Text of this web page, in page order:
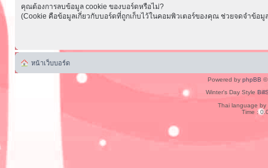
คุณต้องการลบข้อมูล cookie ของบอร์ดหรือไม่?
(Cookie คือข้อมูลเกี่ยวกับบอร์ดที่ถูกเก็บไว้ในคอมพิวเตอร์ของคุณ ช่วยจดจำข้อมู
หน้าเว็บบอร์ด
Powered by phpBB ©
Winter's Day Style
Thai language by
Time :